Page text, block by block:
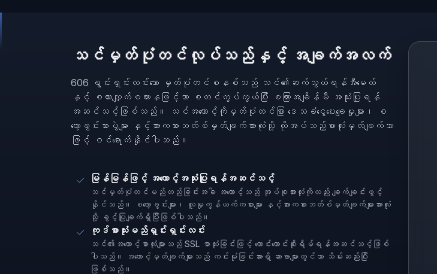
သင်မှတ်ပုံတင်လုပ်သည်နှင့် အချက်အလက်
606 ရွင်းရှင်းလင်းသော မှတ်ပုံတင်စနစ်သည် သင်၏ဆက်သွယ်ရန်အီမေလ်
နှင့် စကားလျှက်စကားနဖြင့်သာ စတင်ကွပ်ကွယ်ပြီး စကြားအချိန်မီ အသုံးပြုရန်
အဆင်သင့်ဖြစ်သည်။ သင်အကောင့်ကိုမှတ်ပုံတင်စြာ ဒေသခံငွေပေးချေမှုများ၊ စ
လော့ခွင်းစားပွဲများ နှင့်အားကစားဘတ်စ်မှတ်ချက်အားလုံးသို့ လိုအပ်သည့်စာလုံးမှတ်ချက်သာ
ဖြင့် ဝင်ရောက်နိုင်ပါသည်။
မြန်မြန်ဖြင့် အကောင့်အသုံးပြုရန်အဆင်သင့်
သင်မှတ်ပုံတင်မည်တည်ခြင်းအခါ အကောင့်သည် အုပ်စုအားလုံးကိုလည်း ချက်ချင်းဖွင့်
နိုင်သည်။ စလော့ခွင်းများ၊ လူမှုကွန်ယက်ကစားများ နှင့်အားကစားဘတ်စ်မှတ်ချက်များအားလုံး
သို့ ခွင့်ပြုချက်ရှိပြီးဖြစ်ပါသည်။
ကုဒ်စာသုံးမည်ရှင်းရှင်းလင်း
သင်၏အကောင့်စာလုံးများသည် SSL စာသုံးခြင်းဖြင့် ကောင်းကောင်းစိုးရိမ်ရန်အဆင်သင့်ဖြစ်
ပါသည်။ အကောင့်မှတ်ချက်များသည် ကင်းမုံခြင်းအားရှိ ဆာဗာများတွင်သာ သိမ်းဆည်းပြီး
ဖြစ်သည်။